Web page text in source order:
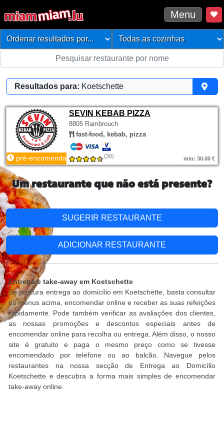
Menu
Resultados para: Koetschette
SEVIN KEBAB PIZZA
8805 Rambrouch
fast-food, kebab, pizza
pré-encomenda (30) min: 30.00 €
Um restaurante que não está presente?
SUGERIR RESTAURANTE
ADICIONAR RESTAURANTE
Entrega e take-away em Koetschette
Se procura entrega ao domicílio em Koetschette, basta consultar
os menus acima, encomendar online e receber as suas refeições
rapidamente. Pode também verificar as avaliações dos clientes,
as nossas promoções e descontos especiais antes de
encomendar online para recolha ou entrega. Além disso, o nosso
site é gratuito e paga o mesmo preço como se tivesse
encomendado por telefone ou ao balcão. Navegue pelos
restaurantes na nossa secção de Entrega ao Domicílio
Koetschette e descubra a forma mais simples de encomendar
take-away online.